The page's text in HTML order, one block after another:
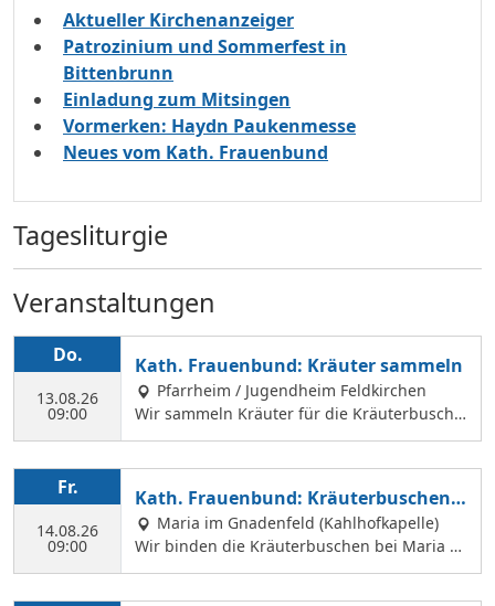
Aktueller Kirchenanzeiger
Patrozinium und Sommerfest in
Bittenbrunn
Einladung zum Mitsingen
Vormerken: Haydn Paukenmesse
Neues vom Kath. Frauenbund
Tagesliturgie
Veranstaltungen
Do.
13.08.26
09:00
Kath. Frauenbund: Kräuter sammeln
Pfarrheim / Jugendheim Feldkirchen
Wir sammeln Kräuter für die Kräuterbusche
n, die wir am 14. August binden und an Mar
Margit Ettig am Jugendheim Feldkirchen.
Fr.
14.08.26
09:00
Kath. Frauenbund: Kräuterbuschen b
inden
Maria im Gnadenfeld (Kahlhofkapelle)
Wir binden die Kräuterbuschen bei Maria a
m Kahlhof. Wir brauchen viele Helferinnen z